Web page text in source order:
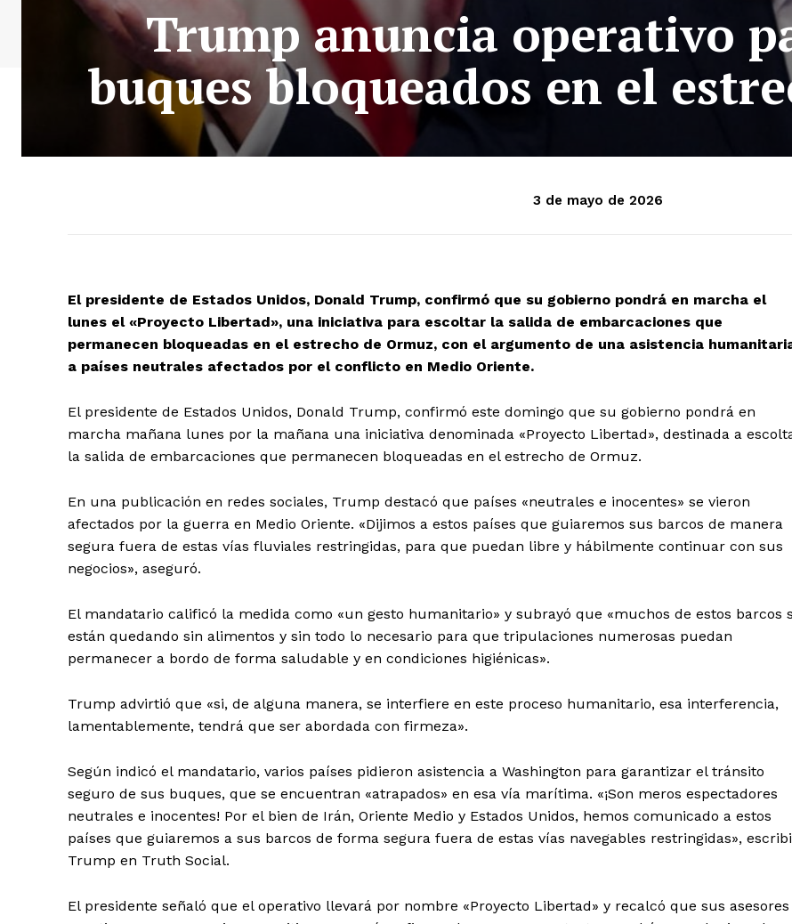
Trump anuncia operativo
buques bloqueados en el
3 de mayo de 2026
El presidente de Estados Unidos, Donald Trump, confirmó que su gobierno pondrá en marcha el
lunes el «Proyecto Libertad», una iniciativa para escoltar la salida de embarcaciones que
permanecen bloqueadas en el estrecho de Ormuz, con el argumento de una asistencia
a países neutrales afectados por el conflicto en Medio Oriente.
El presidente de Estados Unidos, Donald Trump, confirmó este domingo que su gobierno pondrá en
marcha mañana lunes por la mañana una iniciativa denominada «Proyecto Libertad», destinada a
la salida de embarcaciones que permanecen bloqueadas en el estrecho de Ormuz.
En una publicación en redes sociales, Trump destacó que países «neutrales e inocentes» se vieron
afectados por la guerra en Medio Oriente. «Dijimos a estos países que guiaremos sus barcos de manera
segura fuera de estas vías fluviales restringidas, para que puedan libre y hábilmente continuar con sus
negocios», aseguró.
El mandatario calificó la medida como «un gesto humanitario» y subrayó que «muchos de estos barcos
están quedando sin alimentos y sin todo lo necesario para que tripulaciones numerosas puedan
permanecer a bordo de forma saludable y en condiciones higiénicas».
Trump advirtió que «si, de alguna manera, se interfiere en este proceso humanitario, esa interferencia,
lamentablemente, tendrá que ser abordada con firmeza».
Según indicó el mandatario, varios países pidieron asistencia a Washington para garantizar el tránsito
seguro de sus buques, que se encuentran «atrapados» en esa vía marítima. «¡Son meros espectadores
neutrales e inocentes! Por el bien de Irán, Oriente Medio y Estados Unidos, hemos comunicado a estos
países que guiaremos a sus barcos de forma segura fuera de estas vías navegables restringidas»,
Trump en Truth Social.
El presidente señaló que el operativo llevará por nombre «Proyecto Libertad» y recalcó que sus asesores